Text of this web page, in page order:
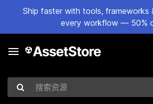
Ship faster with tools, frameworks
every workflow — 50%
搜索资源